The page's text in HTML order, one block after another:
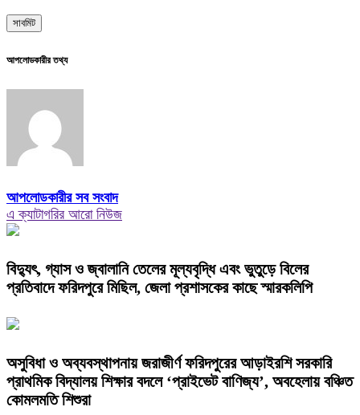
আপলোডকারীর তথ্য
আপলোডকারীর সব সংবাদ
এ ক্যাটাগরির আরো নিউজ
বিদ্যুৎ, গ্যাস ও জ্বালানি তেলের মূল্যবৃদ্ধি এবং ভুতুড়ে বিলের
প্রতিবাদে ফরিদপুরে মিছিল, জেলা প্রশাসকের কাছে স্মারকলিপি
অসুবিধা ও অব্যবস্থাপনায় জরাজীর্ণ ফরিদপুরের আড়াইরশি সরকারি
প্রাথমিক বিদ্যালয় শিক্ষার বদলে ‘প্রাইভেট বাণিজ্য’, অবহেলায় বঞ্চিত
কোমলমতি শিশুরা